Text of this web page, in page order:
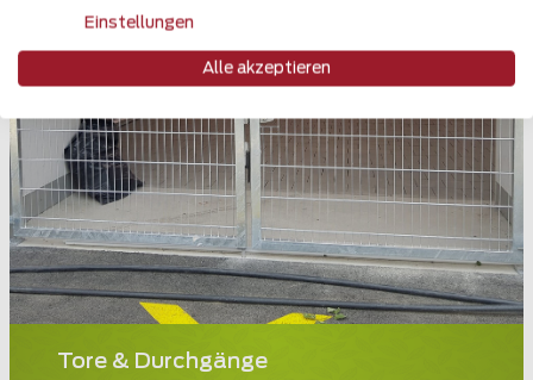
Tore & Durchgänge
Einstellungen
Alle akzeptieren